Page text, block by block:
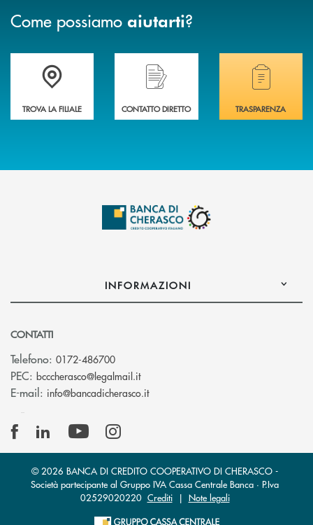
Come possiamo aiutarti?
Accedi all' elenco completo delle filiali .
TROVA LA FILIALE
Hai bisogno di assistenza immediata?
CONTATTO DIRETTO
Hai bisogno di
TRASPARENZA
INFORMAZIONI
CONTATTI
Telefono: 0172-486700
PEC: bcccherasco@legalmail.it(si apre l’app di posta elettronica)
E-mail: info@bancadicherasco.it(si apre l’app di posta elettronica)
© 2026 BANCA DI CREDITO COOPERATIVO DI CHERASCO -
Società partecipante al Gruppo IVA Cassa Centrale Banca · P.Iva
02529020220 Crediti| Note legali